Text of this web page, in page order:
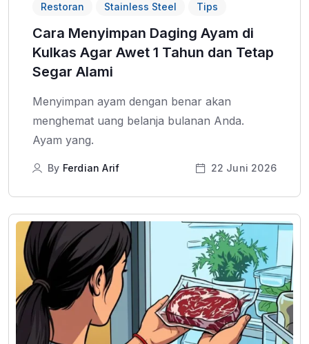
Restoran
Stainless Steel Tips
Cara Menyimpan Daging Ayam di
Kulkas Agar Awet 1 Tahun dan Tetap
Segar Alami
Menyimpan ayam dengan benar akan
menghemat uang belanja bulanan Anda.
Ayam yang.
By Ferdian Arif 22 Juni 2026